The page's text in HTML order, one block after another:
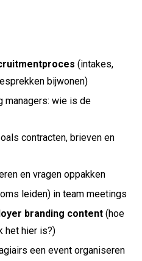
(intakes,
bijwonen)
managers: wie is de
contracten, brieven en
en vragen oppakken
leiden) in team meetings
branding content (hoe
het hier is?)
een event organiseren